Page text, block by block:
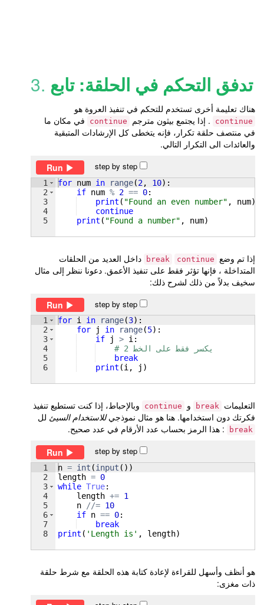
3. تدفق التحكم في الحلقة: تابع
هناك تعليمة أخرى تستخدم للتحكم في تنفيذ العروة هو
continue . إذا يجتمع بيثون مترجم continue
في مكان ما
في منتصف حلقة تكرار، فإنه يتخطى كل الإرشادات المتبقية
والعائدات الى التكرار التالي.
Run
step by step
1
2
3
4
5
for num in range(2, 10) :
if num % 2 == 0:
print ( "Found an even number" , num)
continue
print ( "Found a number" , num)
إذا تم وضع break continue
داخل العديد من الحلقات
المتداخلة ، فإنها تؤثر فقط على تنفيذ الأعمق. دعونا ننظر إلى مثال
سخيف بدلاً من ذلك لشرح ذلك:
Run
step by step
1
2
3
4
5
6
for i in range(3) :
for
j in range(5) :
if
j > i:
# يكسر فقط على الخط 2
break
print (i, j )
التعليمات break و continue
وبالإحباط، إذا كنت تستطيع تنفيذ
فكرتك دون استخدامها. هنا هو مثال نموذجيللاستخدام السيئ لل
break
: هذا الرمز بحساب عدد الأرقام في عدد صحيح.
Run
step by step
1
2
3
4
5
6
7
8
n = int (input ( ))
length = 0
while True:
length += 1
n
//= 10
if n == 0:
break
print ( 'Length is' , length)
هو أنظف وأسهل للقراءة لإعادة كتابة هذه الحلقة مع شرط حلقة
ذات مغزى: